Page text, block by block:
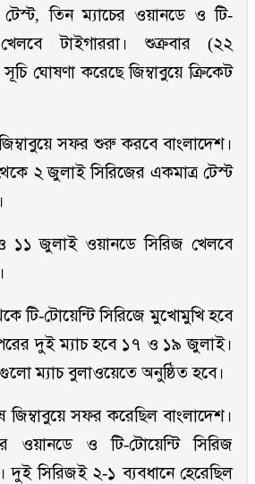
তিন ম্যাচের ওয়ানডে ও টি-
টাইগাররা। শুক্রবার (২২
সূচি ঘোষণা করেছে জিম্বাবুয়ে ক্রিকেট
সফর শুরু করবে বাংলাদেশ।
২ জুলাই সিরিজের একমাত্র টেস্ট
১১ জুলাই ওয়ানডে সিরিজ খেলবে
টি-টোয়েন্টি সিরিজে মুখোমুখি হবে
দুই ম্যাচ হবে ১৭ ও ১৯ জুলাই।
ম্যাচ বুলাওয়েতে অনুষ্ঠিত হবে।
সফর করেছিল বাংলাদেশ।
ওয়ানডে ও টি-টোয়েন্টি সিরিজ
দুই সিরিজই ২-১ ব্যবধানে হেরেছিল